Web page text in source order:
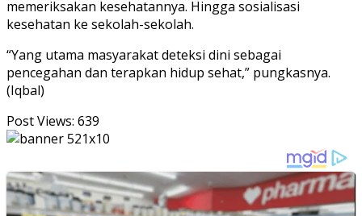
memeriksakan kesehatannya. Hingga sosialisasi
kesehatan ke sekolah-sekolah.
“Yang utama masyarakat deteksi dini sebagai
pencegahan dan terapkan hidup sehat,” pungkasnya.
(Iqbal)
Post Views: 639